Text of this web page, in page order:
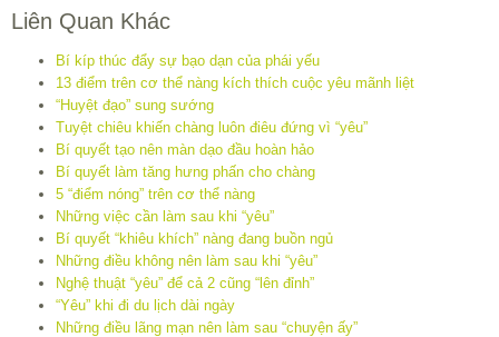
Liên Quan Khác
Bí kíp thúc đẩy sự bạo dạn của phái yếu
13 điểm trên cơ thể nàng kích thích cuộc yêu mãnh liệt
“Huyệt đạo” sung sướng
Tuyệt chiêu khiến chàng luôn điêu đứng vì “yêu”
Bí quyết tạo nên màn dạo đầu hoàn hảo
Bí quyết làm tăng hưng phấn cho chàng
5 “điểm nóng” trên cơ thể nàng
Những việc cần làm sau khi “yêu”
Bí quyết “khiêu khích” nàng đang buồn ngủ
Những điều không nên làm sau khi “yêu”
Nghệ thuật “yêu” để cả 2 cũng “lên đỉnh”
“Yêu” khi đi du lịch dài ngày
Những điều lãng mạn nên làm sau “chuyện ấy”